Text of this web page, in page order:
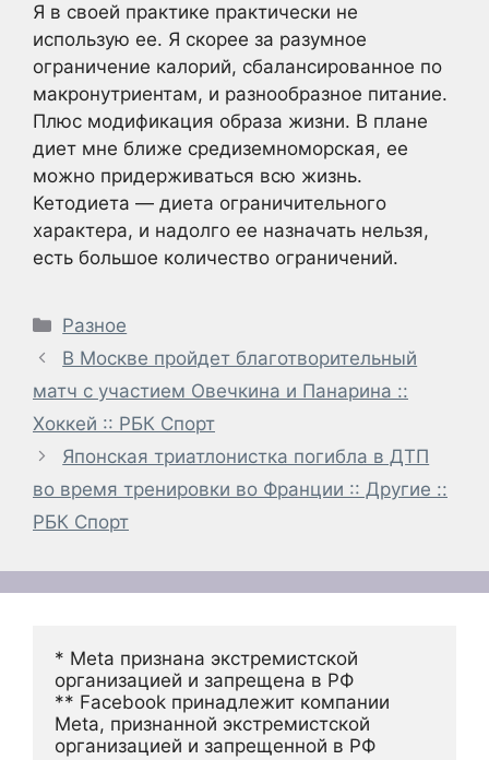
Я в своей практике практически не
использую ее. Я скорее за разумное
ограничение калорий, сбалансированное по
макронутриентам, и разнообразное питание.
Плюс модификация образа жизни. В плане
диет мне ближе средиземноморская, ее
можно придерживаться всю жизнь.
Кетодиета — диета ограничительного
характера, и надолго ее назначать нельзя,
есть большое количество ограничений.
Рубрики
Разное
В Москве пройдет благотворительный
матч с участием Овечкина и Панарина ::
Хоккей :: РБК Спорт
Японская триатлонистка погибла в ДТП
во время тренировки во Франции :: Другие ::
РБК Спорт
* Meta признана экстремистской
организацией и запрещена в РФ
** Facebook принадлежит компании
Meta, признанной экстремистской
организацией и запрещенной в РФ